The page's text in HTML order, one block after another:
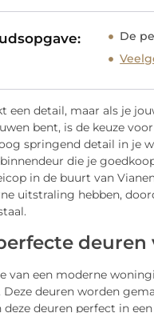
De
een detail, maar als je
bent, is de keuze
springend detail in je
die je
in de buurt van
uitstraling hebben,
van een moderne
Deze deuren worden
deze deuren perfect in